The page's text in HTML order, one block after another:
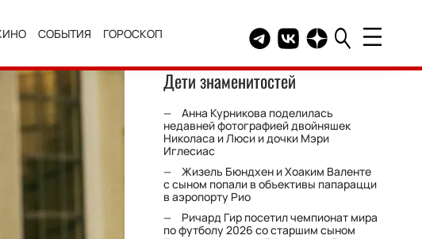
СОБЫТИЯ ГОРОСКОП Telegram канал HELLO
Группа HELLO
Канал HELLO в
Дети знаменитостей
Анна Курникова поделилась
недавней фотографией двойняшек
Николаса и Люси и дочки Мэри
Иглесиас
Жизель Бюндхен и Хоаким Валенте
с сыном попали в объективы папарацци
в аэропорту Рио
Ричард Гир посетил чемпионат мира
по футболу 2026 со старшим сыном